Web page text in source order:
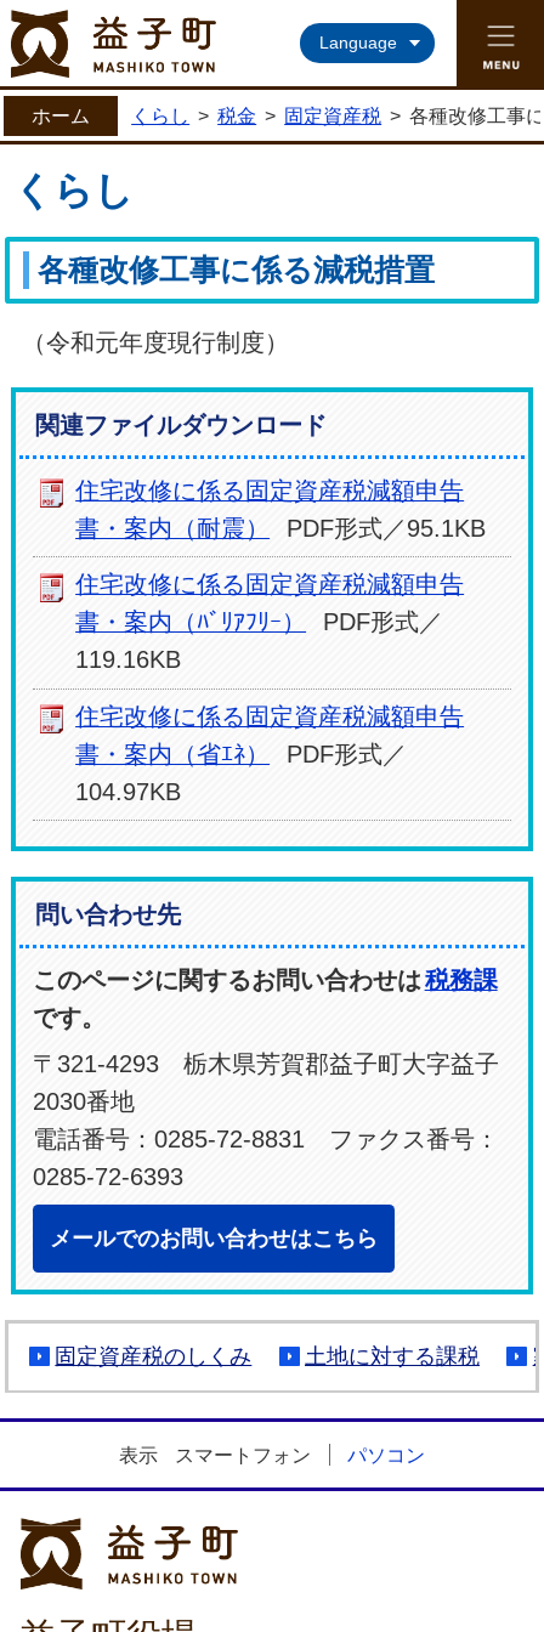
益子町ホームページ
Language
ホーム くらし > 税金 > 固定資産税 > 各種改修工事
くらし
各種改修工事に係る減税措置
（令和元年度現行制度）
関連ファイルダウンロード
住宅改修に係る固定資産税減額申告
書・案内（耐震）
PDF形式／95.1KB
住宅改修に係る固定資産税減額申告
書・案内（ﾊﾞﾘｱﾌﾘｰ）
PDF形式／
119.16KB
住宅改修に係る固定資産税減額申告
書・案内（省ｴﾈ）
PDF形式／
104.97KB
問い合わせ先
このページに関するお問い合わせは税務課
です。
〒321-4293 栃木県芳賀郡益子町大字益子
2030番地
電話番号：0285-72-8831 ファクス番号：
0285-72-6393
メールでのお問い合わせはこちら
固定資産税のしくみ 土地に対する課税
表示 スマートフォン パソコン